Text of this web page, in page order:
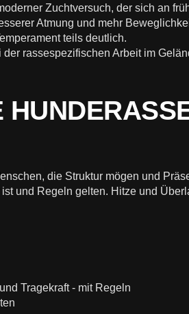
Zuchtversuch, der sich an
Atmung und mehr
teils deutlich.
die Struktur mögen und
und Regeln gelten. Hitze und
Tragekraft - mit Regeln